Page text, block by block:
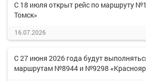
С 18 июля открыт рейс по маршруту
Томск»
16.07.2026
С 27 июня 2026 года будут
маршрутам №8944 и №9298